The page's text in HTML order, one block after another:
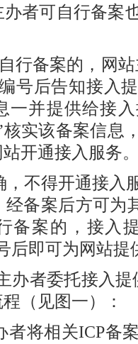
者可自行备案
行备案的，网
号后告知接入
一并提供给接
实该备案信息
开通接入服务
，不得开通接入
备案后方可为
备案的，接入
后即可为网站提
办者委托接入
（见图一）：
者将相关ICP备